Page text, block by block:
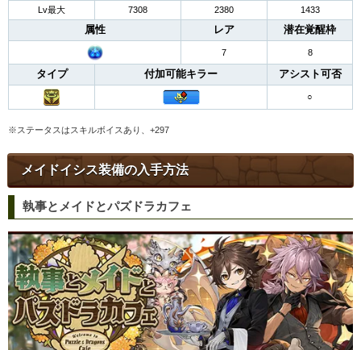
Lv最大 7308 2380 1433
属性 レア 潜在覚醒枠
7 8
タイプ 付加可能キラー アシスト可否
○
※ステータスはスキルボイスあり、+297
メイドイシス装備の入手方法
執事とメイドとパズドラカフェ